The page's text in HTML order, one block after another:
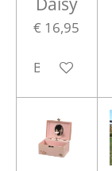
€ 16,95
Bekijk details